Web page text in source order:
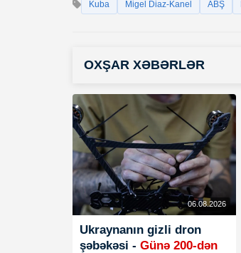
Kuba Migel Diaz-Kanel ABŞ
OXŞAR XƏBƏRLƏR
06.08.2026
Ukraynanın gizli dron
şəbəkəsi - Günə 200-dən